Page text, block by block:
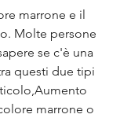
Molte persone
se c'è una
questi due tipi
marrone o